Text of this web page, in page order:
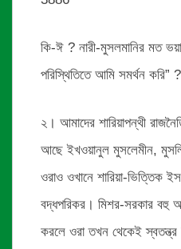
কি-ঈ ? নারী-মুসলমানির মত
পরিস্থিতিতে আমি সমর্থন
২। আমাদের শারিয়াপন্থী
আছে ইখওয়ানুল মুসলেমীন,
ওরাও ওখানে শারিয়া-ভিত্তিক
বদ্ধপরিকর। মিশর-সরকার বহু
করলে ওরা তখন থেকেই স্বতন্ত্র